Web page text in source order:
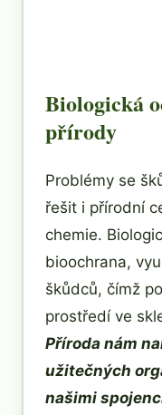
Biologická
přírody
Problémy se
řešit i přírodní
chemie.
bioochrana,
škůdců, čímž
prostředí ve
Příroda nám
užitečných
našimi